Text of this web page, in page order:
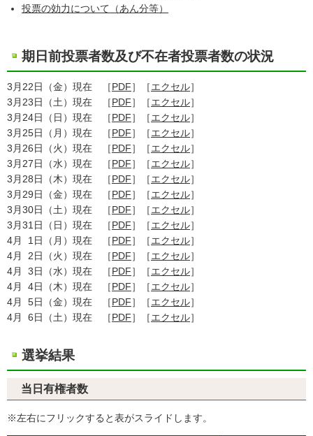
投票の効力について（あん分等）
期日前投票者数及び不在者投票者数の状況
3月22日（金）現在 ［PDF］［エクセル］
3月23日（土）現在 ［PDF］［エクセル］
3月24日（日）現在 ［PDF］［エクセル］
3月25日（月）現在 ［PDF］［エクセル］
3月26日（火）現在 ［PDF］［エクセル］
3月27日（水）現在 ［PDF］［エクセル］
3月28日（木）現在 ［PDF］［エクセル］
3月29日（金）現在 ［PDF］［エクセル］
3月30日（土）現在 ［PDF］［エクセル］
3月31日（日）現在 ［PDF］［エクセル］
4月 1日（月）現在 ［PDF］［エクセル］
4月 2日（火）現在 ［PDF］［エクセル］
4月 3日（水）現在 ［PDF］［エクセル］
4月 4日（木）現在 ［PDF］［エクセル］
4月 5日（金）現在 ［PDF］［エクセル］
4月 6日（土）現在 ［PDF］［エクセル］
選挙結果
当日有権者数
※左右にフリックすると表がスライドします。